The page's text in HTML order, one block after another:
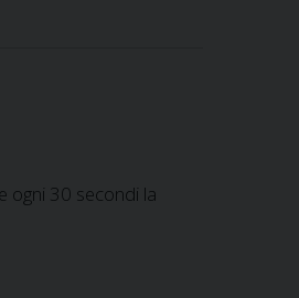
ogni 30 secondi la